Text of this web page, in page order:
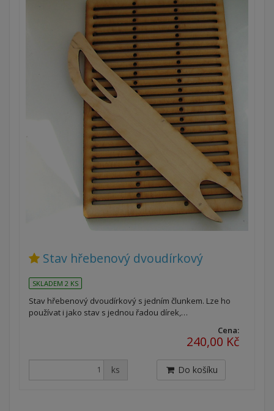
Stav hřebenový dvoudírkový
SKLADEM 2 KS
Stav hřebenový dvoudírkový s jedním člunkem. Lze ho
používat i jako stav s jednou řadou dírek,…
Cena:
240,00 Kč
ks Do košíku